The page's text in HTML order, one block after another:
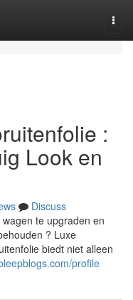
:
Look en
Discuss
te upgraden en
? Luxe
biedt niet alleen
profile